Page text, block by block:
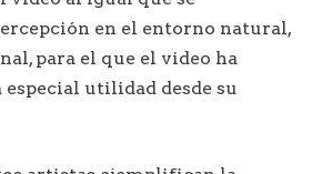
en el entorno natural,
para el que el video ha
utilidad desde su